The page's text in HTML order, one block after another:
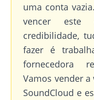
uma conta
vencer este
credibilidade,
fazer é
fornecedora
Vamos vender
SoundCloud e